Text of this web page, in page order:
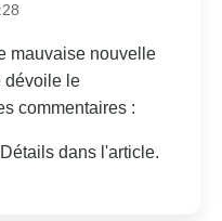
mauvaise nouvelle
dévoile le
commentaires :
dans l'article.